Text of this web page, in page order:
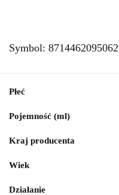
Symbol: 8714462095062
Płeć
Pojemność (ml)
Kraj producenta
Wiek
Działanie